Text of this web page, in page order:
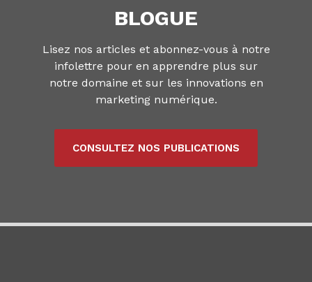
BLOGUE
Lisez nos articles et abonnez-vous à notre
infolettre pour en apprendre plus sur
notre domaine et sur les innovations en
marketing numérique.
CONSULTEZ NOS PUBLICATIONS